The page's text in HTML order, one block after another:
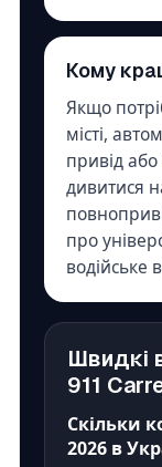
Кому
Якщо
місті,
привід
дивитися
про
водійське
Швидкі
911
Скільки
2026 в